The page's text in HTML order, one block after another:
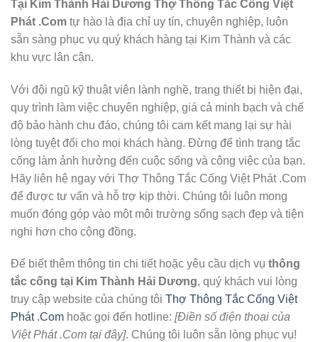
Tại Kim Thành Hải Dương Thợ Thông Tắc Cống Việt
Phát .Com tự hào là địa chỉ uy tín, chuyên nghiệp, luôn
sẵn sàng phục vụ quý khách hàng tại Kim Thành và các
khu vực lân cận.
Với đội ngũ kỹ thuật viên lành nghề, trang thiết bị hiện đại,
quy trình làm việc chuyên nghiệp, giá cả minh bạch và chế
độ bảo hành chu đáo, chúng tôi cam kết mang lại sự hài
lòng tuyệt đối cho mọi khách hàng. Đừng để tình trạng tắc
cống làm ảnh hưởng đến cuộc sống và công việc của bạn.
Hãy liên hệ ngay với Thợ Thông Tắc Cống Việt Phát .Com
để được tư vấn và hỗ trợ kịp thời. Chúng tôi luôn mong
muốn đóng góp vào một môi trường sống sạch đẹp và tiện
nghi hơn cho cộng đồng.
Để biết thêm thông tin chi tiết hoặc yêu cầu dịch vụ thông
tắc cống tại Kim Thành Hải Dương, quý khách vui lòng
truy cập website của chúng tôi Thợ Thông Tắc Cống Việt
Phát .Com hoặc gọi đến hotline: [Điền số điện thoại của
Việt Phát .Com tại đây]. Chúng tôi luôn sẵn lòng phục vụ!